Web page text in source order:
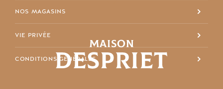
NOS MAGASINS
VIE PRIVÉE
CONDITIONS GÉNÉRALES